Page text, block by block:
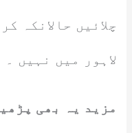
چلائیں حالانکہ
لاہور میں نہیں ۔
مزید یہ بھی